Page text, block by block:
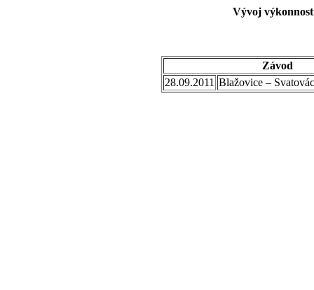
Vývoj
Závod
28.09.2011 Blažovice –